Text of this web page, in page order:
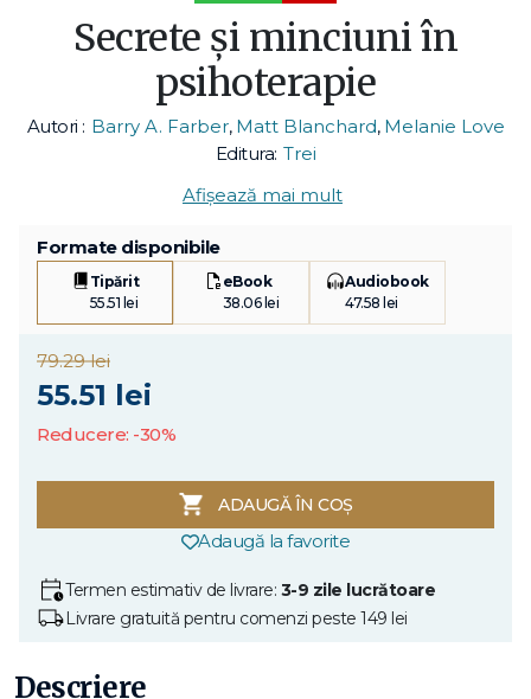
Secrete și minciuni în
psihoterapie
Autori : Barry A. Farber, Matt Blanchard, Melanie Love
Editura: Trei
Afișează mai mult
Formate disponibile
Tipărit
55.51 lei
eBook
38.06 lei
Audiobook
47.58 lei
79.29 lei
55.51 lei
Reducere: -30%
ADAUGĂ ÎN COȘ
Adaugă la favorite
Termen estimativ de livrare: 3-9 zile lucrătoare
Livrare gratuită pentru comenzi peste 149 lei
Descriere